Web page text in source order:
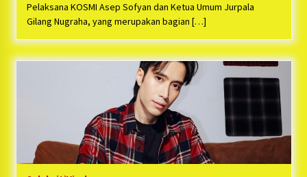
Pelaksana KOSMI Asep Sofyan dan Ketua Umum Jurpala
Gilang Nugraha, yang merupakan bagian […]